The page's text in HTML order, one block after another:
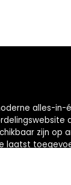
alles-in-
zijn op
laatst